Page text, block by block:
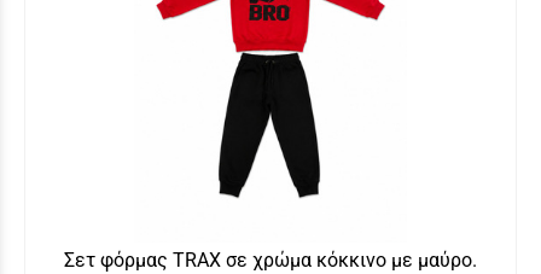
Σετ φόρμας ΤRAX σε χρώμα κόκκινο με μαύρο.